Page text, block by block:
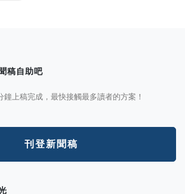
稿自助吧
上稿完成，最快接觸最多讀者的方案！
刊登新聞稿